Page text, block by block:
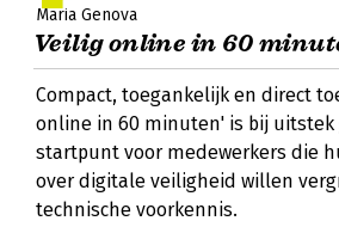
Maria Genova
Veilig online in 60
Compact, toegankelijk en direct
online in 60 minuten' is bij uitstek
startpunt voor medewerkers die
over digitale veiligheid willen
technische voorkennis.